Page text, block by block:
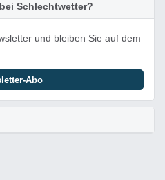
Schlechtwetter?
und bleiben Sie auf dem
Abo